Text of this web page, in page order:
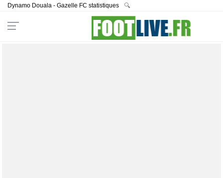
Dynamo Douala - Gazelle FC statistiques 🔍